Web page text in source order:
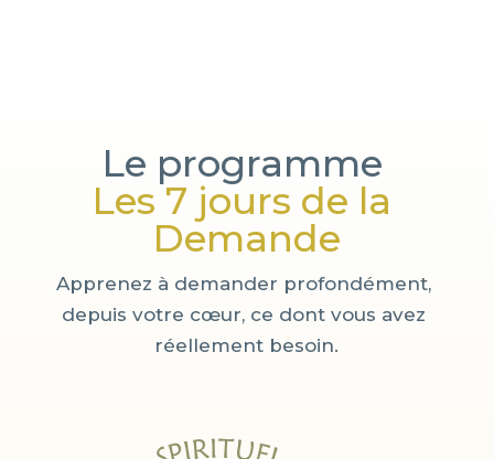
Le programme
Les 7 jours de la
Demande
Apprenez à demander profondément,
depuis votre cœur, ce dont vous avez
réellement besoin.